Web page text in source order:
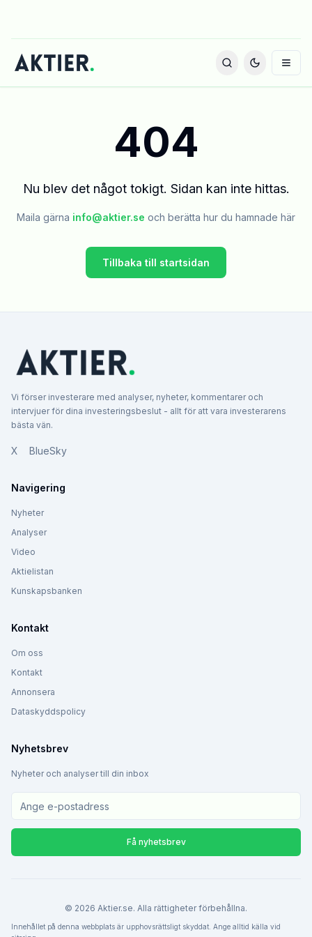
404
Nu blev det något tokigt. Sidan kan inte hittas.
Maila gärna info@aktier.se och berätta hur du hamnade här
Tillbaka till startsidan
Vi förser investerare med analyser, nyheter, kommentarer och
intervjuer för dina investeringsbeslut - allt för att vara investerarens
bästa vän.
X BlueSky
Navigering
Nyheter
Analyser
Video
Aktielistan
Kunskapsbanken
Kontakt
Om oss
Kontakt
Annonsera
Dataskyddspolicy
Nyhetsbrev
Nyheter och analyser till din inbox
Få nyhetsbrev
© 2026 Aktier.se. Alla rättigheter förbehållna.
Innehållet på denna webbplats är upphovsrättsligt skyddat. Ange alltid källa vid